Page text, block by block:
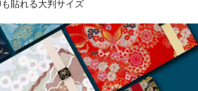
貼れる大判サイズ